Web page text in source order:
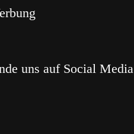
uns auf Social Media